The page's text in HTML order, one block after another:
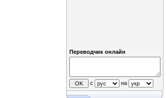
Переводчик онлайн
с на